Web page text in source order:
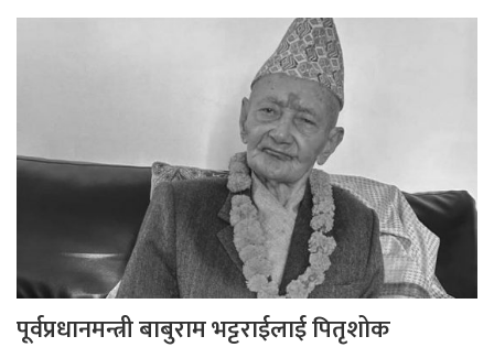
पूर्वप्रधानमन्त्री बाबुराम भट्टराईलाई पितृशोक